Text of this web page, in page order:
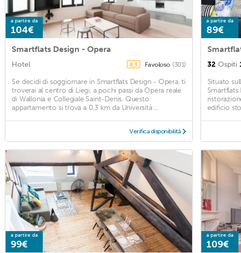
a partire da
104€
Smartflats Design - Opera
Hotel 8,3 Favoloso (301)
Se decidi di soggiornare in Smartflats Design - Opera, ti
troverai al centro di Liegi, a pochi passi da Opera reale
di Wallonia e Collegiale Saint-Denis. Questo
appartamento si trova a 0,3 km da Università ...
Verifica disponibilità
a partire da
89€
32 Ospiti
Situato
Smartflats
edificio
a partire da
99€
a partire da
109€